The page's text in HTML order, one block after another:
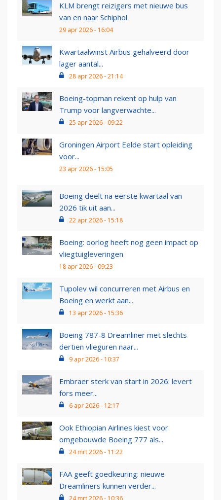
KLM brengt reizigers met nieuwe bus
van en naar Schiphol
29 apr 2026 - 16:04
Kwartaalwinst Airbus gehalveerd door
lager aantal...
28 apr 2026 - 21:14
Boeing-topman rekent op hulp van
Trump voor langverwachte...
25 apr 2026 - 09:22
Groningen Airport Eelde start opleiding
voor...
23 apr 2026 - 15:05
Boeing deelt na eerste kwartaal van
2026 tik uit aan...
22 apr 2026 - 15:18
Boeing: oorlog heeft nog geen impact op
vliegtuigleveringen
18 apr 2026 - 09:23
Tupolev wil concurreren met Airbus en
Boeing en werkt aan...
13 apr 2026 - 15:36
Boeing 787-8 Dreamliner met slechts
dertien vlieguren naar...
9 apr 2026 - 10:37
Embraer sterk van start in 2026: levert
fors meer...
6 apr 2026 - 12:17
Ook Ethiopian Airlines kiest voor
omgebouwde Boeing 777 als...
24 mrt 2026 - 11:22
FAA geeft goedkeuring: nieuwe
Dreamliners kunnen verder...